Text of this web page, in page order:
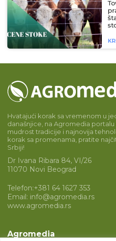
Hvatajući korak sa vremenom u
današnjice, na Agromedia portalu
mudrost tradicije i najnovija
korak sa promenama, pratite
Srbiji!
Dr Ivana Ribara 84, VI/26
11070 Novi Beograd
Telefon:+381 64 1627 353
Email: info@agromedia.rs
www.agromedia.rs
Agromedia